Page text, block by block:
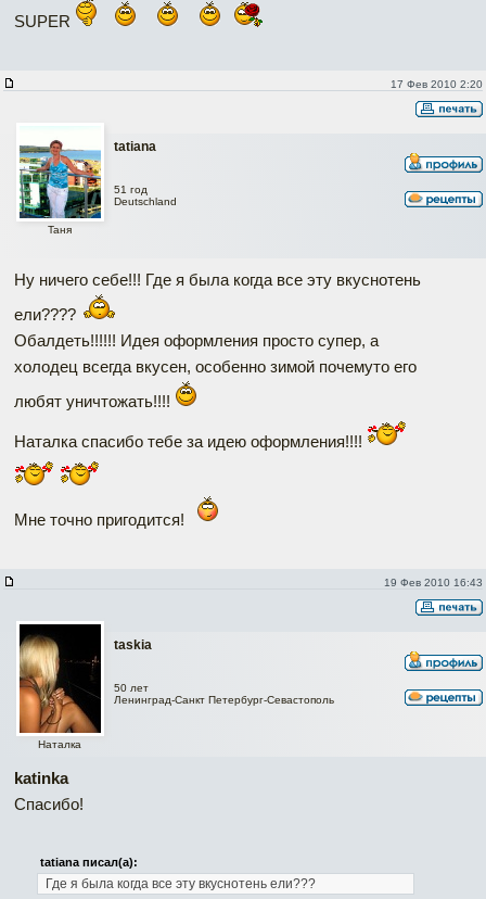
SUPER
17 Фев 2010 2:20
tatiana
Taня
51 год
Deutschland
Ну ничего себе!!! Где я была когда все эту вкуснотень
ели????
Обалдеть!!!!!! Идея оформления просто супер, а
холодец всегда вкусен, особенно зимой почемуто его
любят уничтожать!!!!
Наталка спасибо тебе за идею оформления!!!!
Мне точно пригодится!
19 Фев 2010 16:43
taskia
Наталка
50 лет
Ленинград-Санкт Петербург-Севастополь
katinka
Спасибо!
tatiana писал(а):
Где я была когда все эту вкуснотень ели???